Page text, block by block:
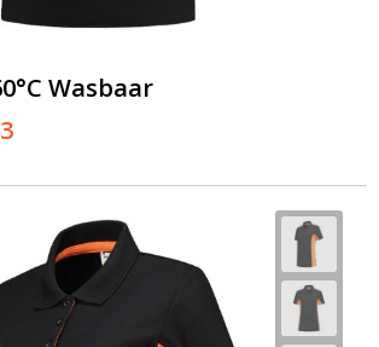
Wasbaar